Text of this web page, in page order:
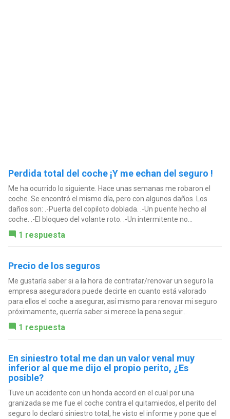
Perdida total del coche ¡Y me echan del seguro !
Me ha ocurrido lo siguiente. Hace unas semanas me robaron el
coche. Se encontró el mismo día, pero con algunos daños. Los
daños son: .-Puerta del copiloto doblada. .-Un puente hecho al
coche. .-El bloqueo del volante roto. .-Un intermitente no...
1 respuesta
Precio de los seguros
Me gustaría saber si a la hora de contratar/renovar un seguro la
empresa aseguradora puede decirte en cuanto está valorado
para ellos el coche a asegurar, así mismo para renovar mi seguro
próximamente, querría saber si merece la pena seguir...
1 respuesta
En siniestro total me dan un valor venal muy
inferior al que me dijo el propio perito, ¿Es
posible?
Tuve un accidente con un honda accord en el cual por una
granizada se me fue el coche contra el quitamiedos, el perito del
seguro lo declaró siniestro total, he visto el informe y pone que el